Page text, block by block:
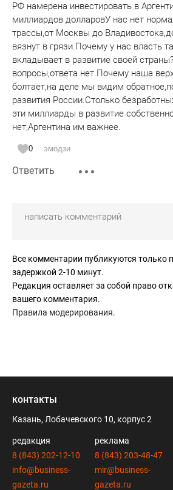
РФ намерена инвестировать в
миллиардов долларовУ нас нет
трассы,от Москвы до
вязнут в грязи.Почему у нас власть
вкладывает в развитие своей
вопросы,ответа нет.Почему наша
болтает,на деле мы видим
развития России.Столько
эти миллиарды в развитие
нет,Аргентина им важнее.
0 эмодзи
Ответить
Все комментарии публикуются только
задержкой 2-10 минут.
Редакция оставляет за собой право
вашего комментария.
Правила модерирования.
контакты
Казань, Лобачевского 10, корпус 2
редакция
8 (843) 202-12-10
info@business-
gazeta.ru
реклама
8 (843) 203-48-47
mir@business-
gazeta.ru